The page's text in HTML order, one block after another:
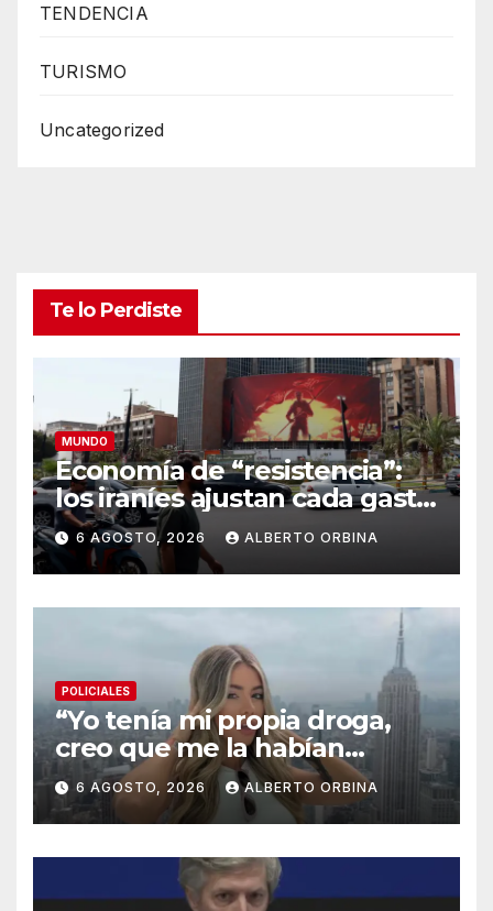
TENDENCIA
TURISMO
Uncategorized
Te lo Perdiste
MUNDO
Economía de “resistencia”:
los iraníes ajustan cada gasto
para sobrevivir tras cinco
meses de guerra contra
Estados Unidos e Israel
6 AGOSTO, 2026 ALBERTO ORBINA
POLICIALES
“Yo tenía mi propia droga,
creo que me la habían
regalado”: qué declaró
Candela Arizaga ante la
justicia
6 AGOSTO, 2026 ALBERTO ORBINA